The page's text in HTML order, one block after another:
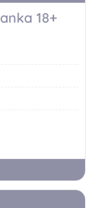
18+